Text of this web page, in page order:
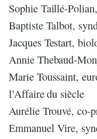
Sophie Taillé-
Baptiste Talbot,
Jacques Testart,
Annie Thebaud-
Marie Toussaint,
l’Affaire du siècle
Aurélie Trouvé, co-
Emmanuel Vire,